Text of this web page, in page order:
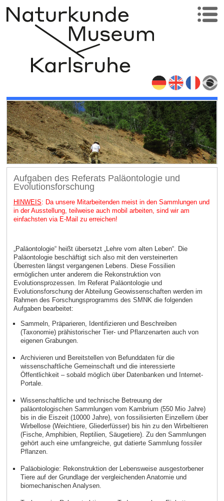
Aufgaben des Referats Paläontologie und
Evolutionsforschung
HINWEIS: Da unsere Mitarbeitenden meist in den Sammlungen und
in der Ausstellung, teilweise auch mobil arbeiten, sind wir am
einfachsten via E-Mail zu erreichen!
„Paläontologie“ heißt übersetzt „Lehre vom alten Leben“. Die
Paläontologie beschäftigt sich also mit den versteinerten
Überresten längst vergangenen Lebens. Diese Fossilien
ermöglichen unter anderem die Rekonstruktion von
Evolutionsprozessen. Im Referat Paläontologie und
Evolutionsforschung der Abteilung Geowissenschaften werden im
Rahmen des Forschungsprogramms des SMNK die folgenden
Aufgaben bearbeitet:
Sammeln, Präparieren, Identifizieren und Beschreiben
(Taxonomie) prähistorischer Tier- und Pflanzenarten auch von
eigenen Grabungen.
Archivieren und Bereitstellen von Befunddaten für die
wissenschaftliche Gemeinschaft und die interessierte
Öffentlichkeit – sobald möglich über Datenbanken und Internet-
Portale.
Wissenschaftliche und technische Betreuung der
paläontologischen Sammlungen vom Kambrium (550 Mio Jahre)
bis in die Eiszeit (10000 Jahre), von fossilisierten Einzellern über
Wirbellose (Weichtiere, Gliederfüsser) bis hin zu den Wirbeltieren
(Fische, Amphibien, Reptilien, Säugetiere). Zu den Sammlungen
gehört auch eine umfangreiche, gut datierte Sammlung fossiler
Pflanzen.
Paläobiologie: Rekonstruktion der Lebensweise ausgestorbener
Tiere auf der Grundlage der vergleichenden Anatomie und
biomechanischen Analysen.